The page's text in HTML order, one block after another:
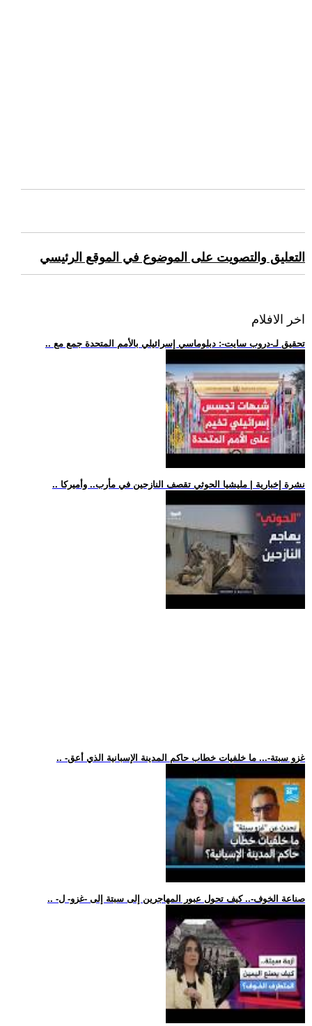
التعليق والتصويت على الموضوع في الموقع الرئيسي
اخر الافلام
.. تحقيق لـ-دروب سايت-: دبلوماسي إسرائيلي بالأمم المتحدة جمع مع
.. نشرة إخبارية | مليشيا الحوثي تقصف النازحين في مأرب.. وأميركا
.. -غزو سبتة-... ما خلفيات خطاب حاكم المدينة الإسبانية الذي أعق
.. -صناعة الخوف-.. كيف تحول عبور المهاجرين إلى سبتة إلى -غزو- ل